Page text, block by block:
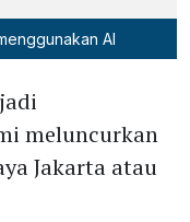
AI
meluncurkan
Jakarta atau